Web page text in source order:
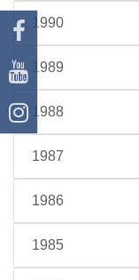
1990
1989
1988
1987
1986
1985